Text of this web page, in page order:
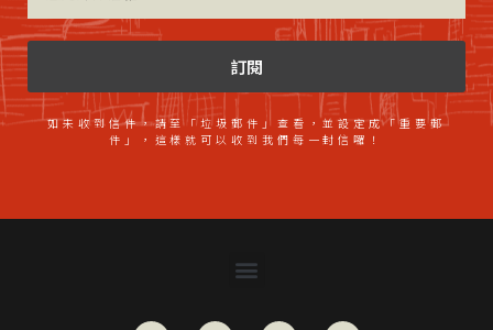
訂閱
如未收到信件，請至「垃圾郵件」查看，並設定成「重要郵
件」，這樣就可以收到我們每一封信囉！